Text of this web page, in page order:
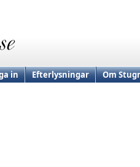
in Efterlysningar Om